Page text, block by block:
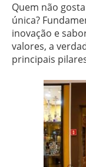
Quem não
única?
inovação e
valores, a
principais